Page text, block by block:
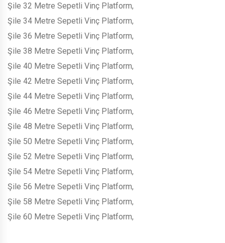
Şile 32 Metre Sepetli Vinç Platform,
Şile 34 Metre Sepetli Vinç Platform,
Şile 36 Metre Sepetli Vinç Platform,
Şile 38 Metre Sepetli Vinç Platform,
Şile 40 Metre Sepetli Vinç Platform,
Şile 42 Metre Sepetli Vinç Platform,
Şile 44 Metre Sepetli Vinç Platform,
Şile 46 Metre Sepetli Vinç Platform,
Şile 48 Metre Sepetli Vinç Platform,
Şile 50 Metre Sepetli Vinç Platform,
Şile 52 Metre Sepetli Vinç Platform,
Şile 54 Metre Sepetli Vinç Platform,
Şile 56 Metre Sepetli Vinç Platform,
Şile 58 Metre Sepetli Vinç Platform,
Şile 60 Metre Sepetli Vinç Platform,